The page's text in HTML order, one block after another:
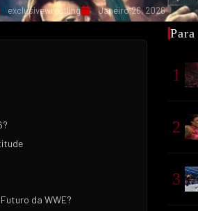
exclusivewrestling Janeiro 26, 2026
da WWE?
1
2
3